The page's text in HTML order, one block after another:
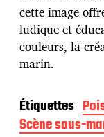
cette image
ludique et
couleurs, la
marin.
Étiquettes
Scène sous-